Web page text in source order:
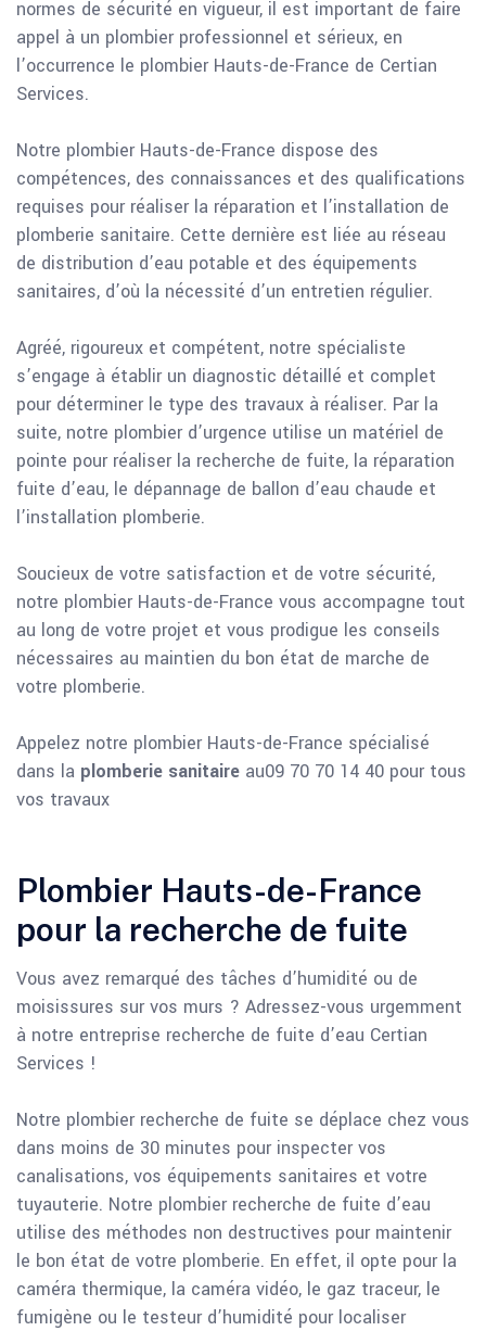
normes de sécurité en vigueur, il est important de faire
appel à un plombier professionnel et sérieux, en
l’occurrence le plombier Hauts-de-France de Certian
Services.
Notre plombier Hauts-de-France dispose des
compétences, des connaissances et des qualifications
requises pour réaliser la réparation et l’installation de
plomberie sanitaire. Cette dernière est liée au réseau
de distribution d’eau potable et des équipements
sanitaires, d’où la nécessité d’un entretien régulier.
Agréé, rigoureux et compétent, notre spécialiste
s’engage à établir un diagnostic détaillé et complet
pour déterminer le type des travaux à réaliser. Par la
suite, notre plombier d’urgence utilise un matériel de
pointe pour réaliser la recherche de fuite, la réparation
fuite d’eau, le dépannage de ballon d’eau chaude et
l’installation plomberie.
Soucieux de votre satisfaction et de votre sécurité,
notre plombier Hauts-de-France vous accompagne tout
au long de votre projet et vous prodigue les conseils
nécessaires au maintien du bon état de marche de
votre plomberie.
Appelez notre plombier Hauts-de-France spécialisé
dans la plomberie sanitaire au09 70 70 14 40 pour tous
vos travaux
Plombier Hauts-de-France
pour la recherche de fuite
Vous avez remarqué des tâches d’humidité ou de
moisissures sur vos murs ? Adressez-vous urgemment
à notre entreprise recherche de fuite d’eau Certian
Services !
Notre plombier recherche de fuite se déplace chez vous
dans moins de 30 minutes pour inspecter vos
canalisations, vos équipements sanitaires et votre
tuyauterie. Notre plombier recherche de fuite d’eau
utilise des méthodes non destructives pour maintenir
le bon état de votre plomberie. En effet, il opte pour la
caméra thermique, la caméra vidéo, le gaz traceur, le
fumigène ou le testeur d’humidité pour localiser